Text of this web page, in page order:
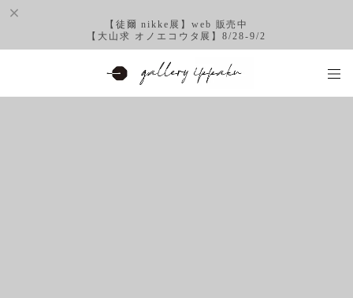
【徒爾 nikke展】web 販売中
【大山求 オノエコウタ展】8/28-9/2